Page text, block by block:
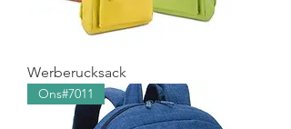
Werberucksack
Ons#7011